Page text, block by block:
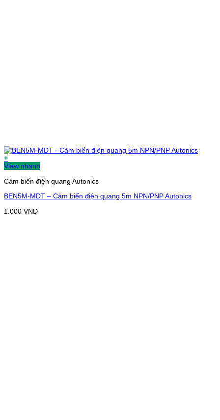
+
View nhanh
Cảm biến điện quang Autonics
BEN5M-MDT – Cảm biến điện quang 5m NPN/PNP Autonics
1.000 VNĐ